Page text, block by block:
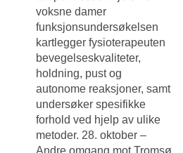
voksne damer
funksjonsundersøkelsen
kartlegger fysioterapeuten
bevegelseskvaliteter,
holdning, pust og
autonome reaksjoner, samt
undersøker spesifikke
forhold ved hjelp av ulike
metoder. 28. oktober –
Andre omgang mot Tromsø